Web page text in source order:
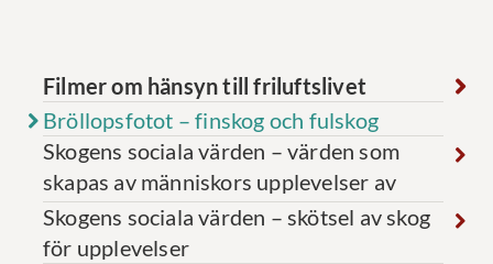
Filmer om hänsyn till friluftslivet
Bröllopsfotot – finskog och fulskog
Skogens sociala värden – värden som
skapas av människors upplevelser av
skogen
Skogens sociala värden – skötsel av skog
för upplevelser